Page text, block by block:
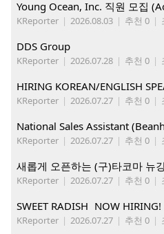
KReporter | 2026.08.03 | 추천 0 |
DDS Group
KReporter | 2026.07.28 | 추천 0 |
KReporter | 2026.07.27 | 추천 0 |
National Sales Assistant
KReporter | 2026.07.27 | 추천 0 |
KReporter | 2026.07.27 | 추천 0 |
SWEET RADISH NOW HIRING!
KReporter | 2026.07.27 | 추천 0 |